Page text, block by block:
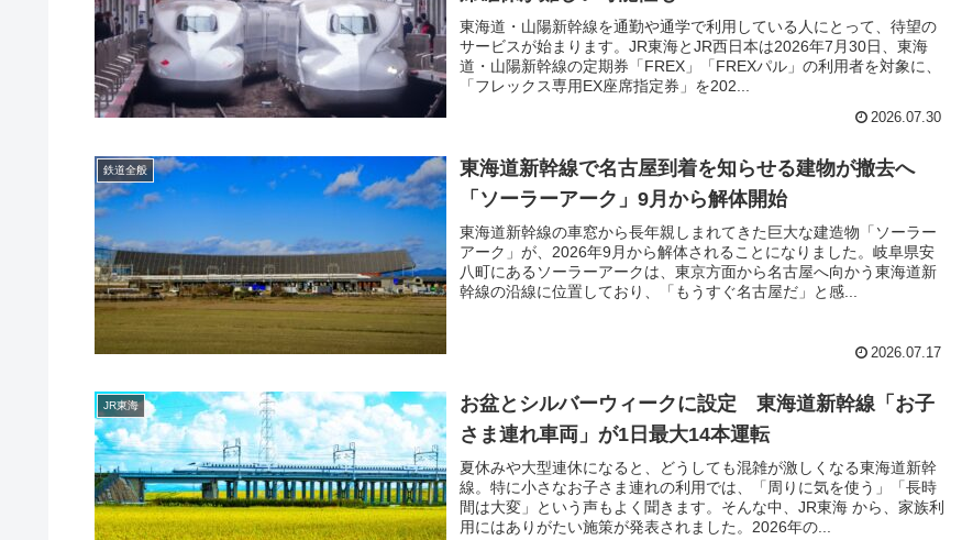
東海道・山陽新幹線を通勤や通学で利用している人にとって、待望の
サービスが始まります。JR東海とJR西日本は2026年7月30日、東海
道・山陽新幹線の定期券「FREX」「FREXパル」の利用者を対象に、
「フレックス専用EX座席指定券」を202...
2026.07.30
鉄道全般
東海道新幹線で名古屋到着を知らせる建物が撤去へ
「ソーラーアーク」9月から解体開始
東海道新幹線の車窓から長年親しまれてきた巨大な建造物「ソーラー
アーク」が、2026年9月から解体されることになりました。岐阜県安
八町にあるソーラーアークは、東京方面から名古屋へ向かう東海道新
幹線の沿線に位置しており、「もうすぐ名古屋だ」と感...
2026.07.17
JR東海
お盆とシルバーウィークに設定 東海道新幹線「お子
さま連れ車両」が1日最大14本運転
夏休みや大型連休になると、どうしても混雑が激しくなる東海道新幹
線。特に小さなお子さま連れの利用では、「周りに気を使う」「長時
間は大変」という声もよく聞きます。そんな中、JR東海 から、家族利
用にはありがたい施策が発表されました。2026年の...